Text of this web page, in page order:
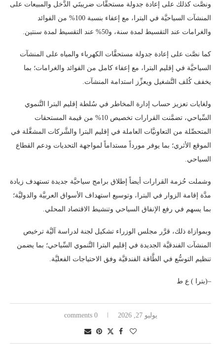
ونصَّت كذلك على إعادة جدولة مستحقَّات ضريبتَي الدَّخل والمبيعات على
المنشآت السياحيَّة في البترا، مع إعفاء بنسبة 100% من الفوائد
والغرامات عند التقسيط لمدة سنة، و50% عند التقسيط لمدة سنتين.
كما نصَّت على إعادة جدولة مستحقَّات الكهرباء والمياه على المنشآت
السياحيَّة في إقليم البترا، مع إعفاء كامل من الفوائد والغرامات؛ بما
يخفف كُلف التَّشغيل ويعزِّز استدامة المنشآت.
ولغايات تعزيز حساب إدارة المخاطر في سُلطة إقليم البترا التَّنموي
السِّياحي، تضمَّنت القرارات تخصيص 10% من قيمة المستحقات
المتحصِّلة من التعاونيَّات العاملة في إقليم البترا والشَّركات المشغَّلة في
الموقع الأثري؛ بما يوفر مورداً مستداماً لمواجهة التحديات ودعم القطاع
السياحي.
وشملت حُزمة القرارات أيضاً إطلاق برامج سياحيَّة جديدة تستهدف زيادة
مدَّة إقامة الزوار في البترا، وتوسيع استهداف الأسواق العربيَّة والدوليَّة؛
بما يسهم في رفع الإنفاق السياحي وتنشيط الاقتصاد المحلي.
وبموازاة ذلك، قرَّر مجلس الوزراء تشكيل لجنة لدراسة آليَّة ترخيص
المنشآت الفندقيَّة الجديدة في إقليم البترا التَّنموي السِّياحي؛ بما يضمن
تنظيم التوسُّع في الطَّاقة الفندقيَّة وفق الاحتياجات الفعليَّة.
–(بترا ) ع ط
يوليو 27, 2026 0 comments